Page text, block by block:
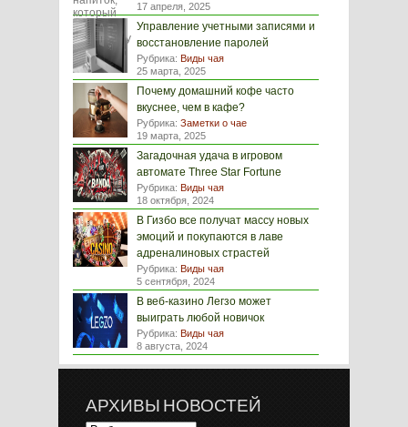
17 апреля, 2025
Управление учетными записями и
восстановление паролей
Рубрика: Виды чая
25 марта, 2025
Почему домашний кофе часто
вкуснее, чем в кафе?
Рубрика: Заметки о чае
19 марта, 2025
Загадочная удача в игровом
автомате Three Star Fortune
Рубрика: Виды чая
18 октября, 2024
В Гизбо все получат массу новых
эмоций и покупаются в лаве
адреналиновых страстей
Рубрика: Виды чая
5 сентября, 2024
В веб-казино Легзо может
выиграть любой новичок
Рубрика: Виды чая
8 августа, 2024
АРХИВЫ НОВОСТЕЙ